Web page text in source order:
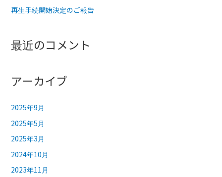
ラ
納
彡
再生手続開始決定のご報告
最近のコメント
アーカイブ
2025年9月
2025年5月
2025年3月
2024年10月
2023年11月